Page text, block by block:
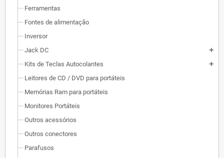
Ferramentas
Fontes de alimentação
Inversor
Jack DC
add
Kits de Teclas Autocolantes add
Leitores de CD / DVD para portáteis
Memórias Ram para portáteis
Monitores Portáteis
Outros acessórios
Outros conectores
Parafusos